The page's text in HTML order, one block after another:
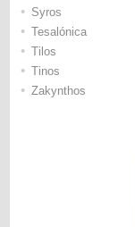
• Syros
• Tesalónica
• Tilos
• Tinos
• Zakynthos